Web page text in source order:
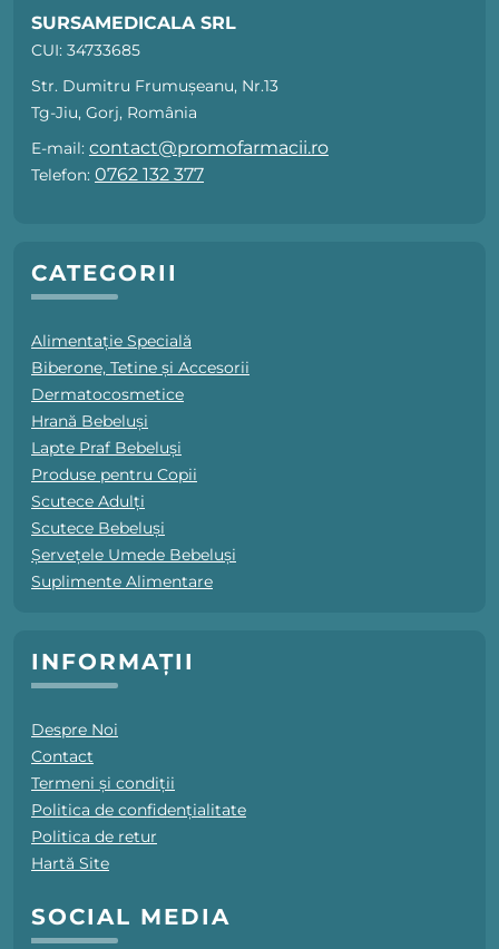
SURSAMEDICALA SRL
CUI: 34733685
Str. Dumitru Frumușeanu, Nr.13
Tg-Jiu, Gorj, România
E-mail: contact@promofarmacii.ro
Telefon: 0762 132 377
CATEGORII
Alimentație Specială
Biberone, Tetine și Accesorii
Dermatocosmetice
Hrană Bebeluși
Lapte Praf Bebeluși
Produse pentru Copii
Scutece Adulți
Scutece Bebeluși
Șervețele Umede Bebeluși
Suplimente Alimentare
INFORMAȚII
Despre Noi
Contact
Termeni și condiții
Politica de confidențialitate
Politica de retur
Hartă Site
SOCIAL MEDIA